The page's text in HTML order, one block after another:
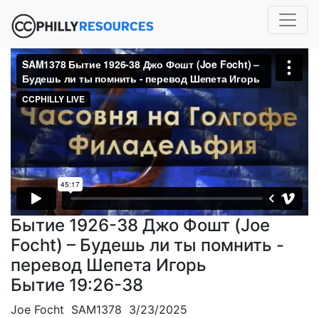
Бытие 1926-38 Джо Фошт (Joe
Focht) – Будешь ли ты помнить -
перевод Шепета Игорь
Бытие 19:26-38
Joe Focht SAM1378 3/23/2025